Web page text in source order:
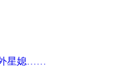
星媳……